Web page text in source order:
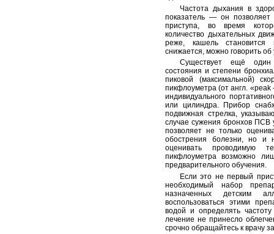
Частота дыхания в
показатель — он позволяет
приступа, во время
количество дыхательных
реже, кашель становится
снижается, можно говорить
Существует ещё один
состояния и степени
пиковой (максимальной)
пикфлоуметра (от англ.
индивидуального
или цилиндра. Прибор
подвижная стрелка,
случае сужения бронхов
позволяет не только
обострения болезни, но и
оценивать проводимую
пикфлоуметра возможно
предварительного обучения.
Если это не первый
необходимый набор
назначенных детским
воспользоваться этими
водой и определять
лечение не принесло
срочно обращайтесь к врачу